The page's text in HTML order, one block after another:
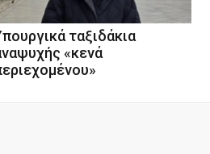
ταξιδάκια
«κενά